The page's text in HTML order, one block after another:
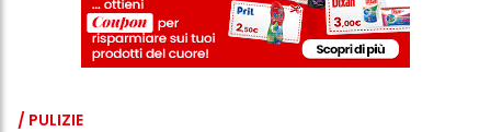
/ PULIZIE